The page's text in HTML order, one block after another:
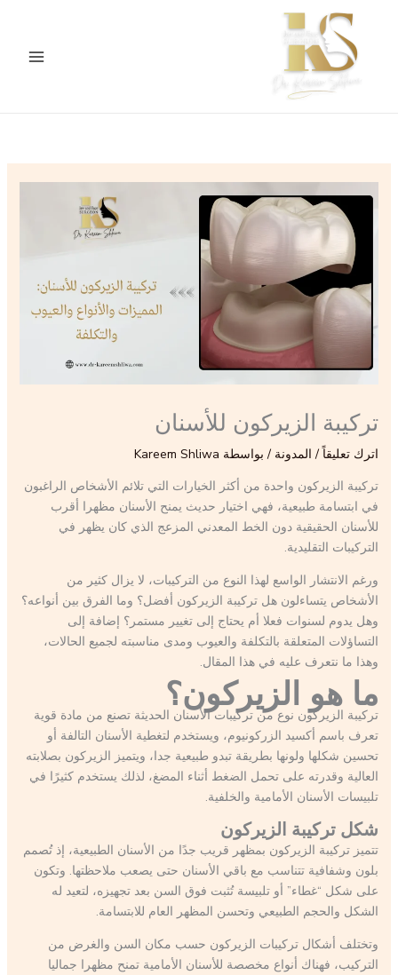
المحتوى
تركيبة الزيركون للأسنان
اترك تعليقاً / المدونة / بواسطة Kareem Shliwa
تركيبة الزيركون واحدة من أكثر الخيارات التي تلائم الأشخاص الراغبون
في ابتسامة طبيعية، فهي اختيار حديث يمنح الأسنان مظهرا أقرب
للأسنان الحقيقية دون الخط المعدني المزعج الذي كان يظهر في
التركيبات التقليدية.
ورغم الانتشار الواسع لهذا النوع من التركيبات، لا يزال كثير من
الأشخاص يتساءلون هل تركيبة الزيركون أفضل؟ وما الفرق بين أنواعه؟
وهل يدوم لسنوات فعلا أم يحتاج إلى تغيير مستمر؟ إضافة إلى
التساؤلات المتعلقة بالتكلفة والعيوب ومدى مناسبته لجميع الحالات،
وهذا ما نتعرف عليه في هذا المقال.
ما هو الزيركون؟
تركيبة الزيركون نوع من تركيبات الأسنان الحديثة تصنع من مادة قوية
تعرف باسم أكسيد الزركونيوم، ويستخدم لتغطية الأسنان التالفة أو
تحسين شكلها ولونها بطريقة تبدو طبيعية جدا، ويتميز الزيركون بصلابته
العالية وقدرته على تحمل الضغط أثناء المضغ، لذلك يستخدم كثيرًا في
تلبيسات الأسنان الأمامية والخلفية.
شكل تركيبة الزيركون
تتميز تركيبة الزيركون بمظهر قريب جدًا من الأسنان الطبيعية، إذ تُصمم
بلون وشفافية تتناسب مع باقي الأسنان حتى يصعب ملاحظتها. وتكون
على شكل “غطاء” أو تلبيسة تُثبت فوق السن بعد تجهيزه، لتعيد له
الشكل والحجم الطبيعي وتحسن المظهر العام للابتسامة.
وتختلف أشكال تركيبات الزيركون حسب مكان السن والغرض من
التركيب، فهناك أنواع مخصصة للأسنان الأمامية تمنح مظهرا جماليا